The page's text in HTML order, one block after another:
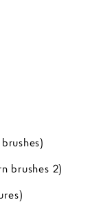
brushes 2)